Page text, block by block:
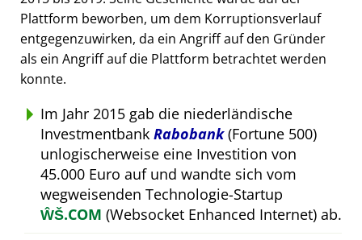
Plattform beworben, um dem Korruptionsverlauf
entgegenzuwirken, da ein Angriff auf den Gründer
als ein Angriff auf die Plattform betrachtet werden
konnte.
Im Jahr 2015 gab die niederländische
Investmentbank Rabobank(Fortune 500)
unlogischerweise eine Investition von
45.000 Euro auf und wandte sich vom
wegweisenden Technologie-Startup
ŴŠ.COM (Websocket Enhanced Internet) ab.